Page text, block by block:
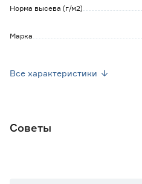
Норма высева (г/м2)
Марка
Все характеристики
Советы